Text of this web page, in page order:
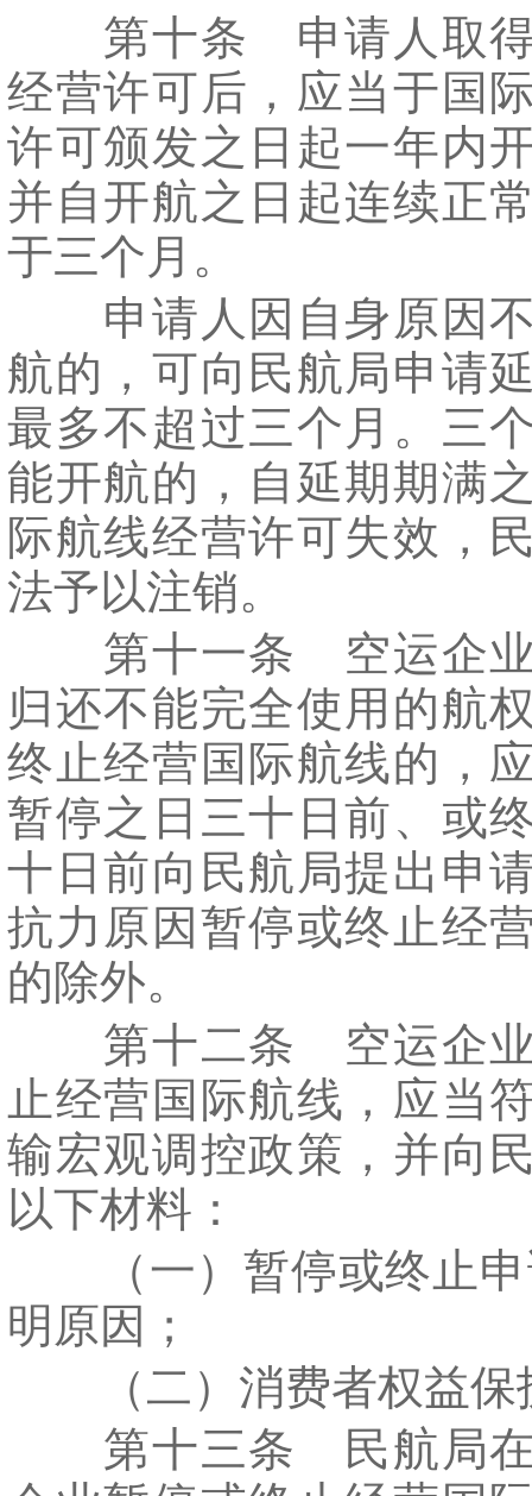
第十条 申请人取得
经营许可后，应当于国
许可颁发之日起一年内
并自开航之日起连续正
于三个月。
申请人因自身原因不
航的，可向民航局申请
最多不超过三个月。三
能开航的，自延期期满
际航线经营许可失效，
法予以注销。
第十一条 空运企业
归还不能完全使用的航
终止经营国际航线的，
暂停之日三十日前、或
十日前向民航局提出申
抗力原因暂停或终止经
的除外。
第十二条 空运企业
止经营国际航线，应当
输宏观调控政策，并向
以下材料：
（一）暂停或终止申
明原因；
（二）消费者权益保
第十三条 民航局在